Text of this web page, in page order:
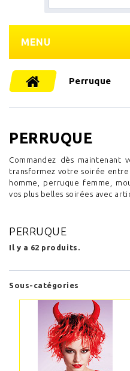
MENU
Perruque
PERRUQUE
Commandez dès maintenant
transformez votre soirée entre
homme, perruque femme,
vos plus belles soirées avec
PERRUQUE
Il y a 62 produits.
Sous-catégories